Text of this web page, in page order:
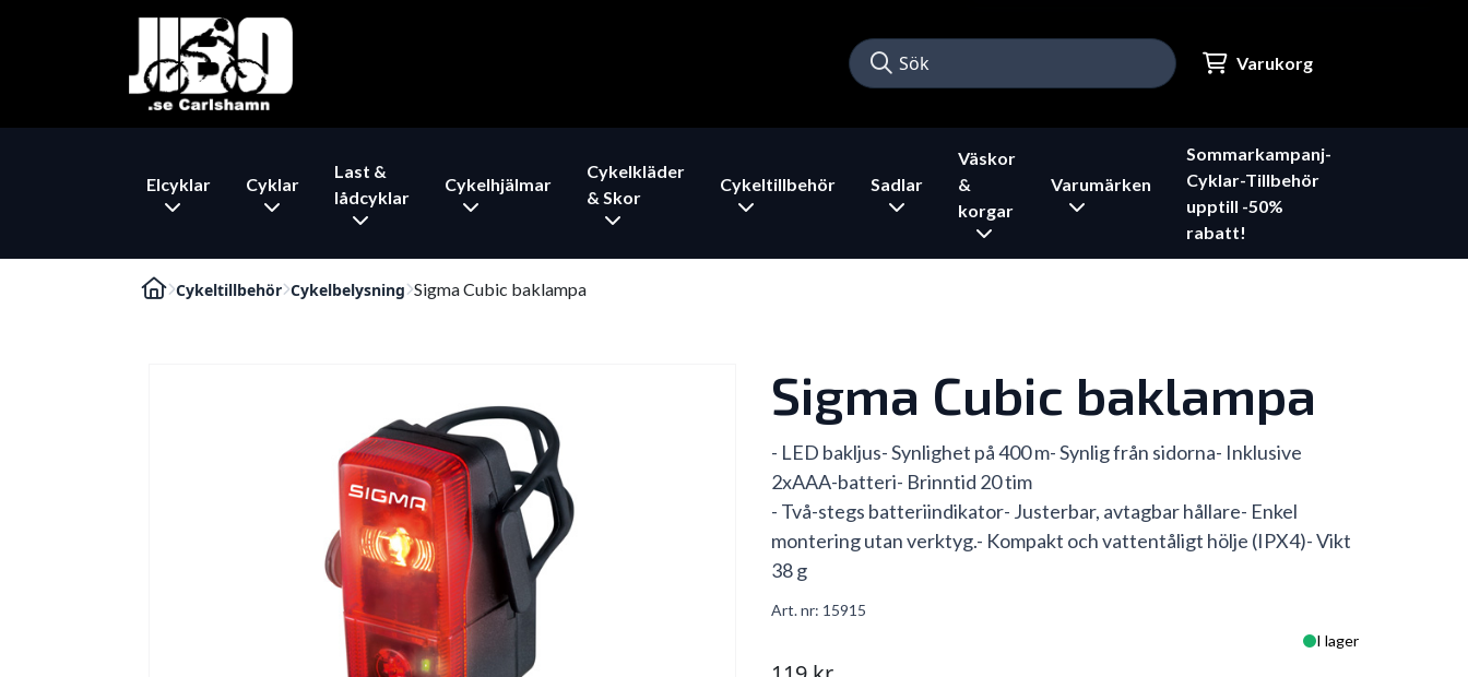
Varukorg
Elcyklar Cyklar
Last &
lådcyklar
Cykelhjälmar
Cykelkläder
& Skor
Cykeltillbehör Sadlar
Väskor
&
korgar
Varumärken
Sommarkampanj-
Cyklar-Tillbehör
upptill -50%
rabatt!
Cykeltillbehör Cykelbelysning Sigma Cubic baklampa
Sigma Cubic baklampa
- LED bakljus- Synlighet på 400 m- Synlig från sidorna- Inklusive
2xAAA-batteri- Brinntid 20 tim
- Två-stegs batteriindikator- Justerbar, avtagbar hållare- Enkel
montering utan verktyg.- Kompakt och vattentåligt hölje (IPX4)- Vikt
38 g
Art. nr: 15915
I lager